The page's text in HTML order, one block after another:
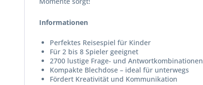
Informationen
Perfektes Reisespiel für Kinder
Für 2 bis 8 Spieler geeignet
2700 lustige Frage- und Antwortkombinationen
Kompakte Blechdose – ideal für unterwegs
Fördert Kreativität und Kommunikation